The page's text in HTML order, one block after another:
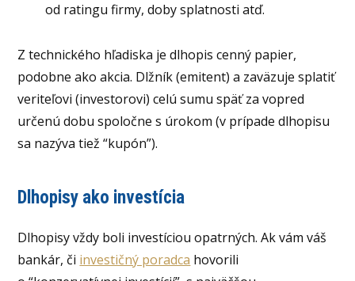
od ratingu firmy, doby splatnosti atď.
Z technického hľadiska je dlhopis cenný papier,
podobne ako akcia. Dlžník (emitent) a zaväzuje splatiť
veriteľovi (investorovi) celú sumu späť za vopred
určenú dobu spoločne s úrokom (v prípade dlhopisu
sa nazýva tiež “kupón”).
Dlhopisy ako investícia
Dlhopisy vždy boli investíciou opatrných. Ak vám váš
bankár, či investičný poradca hovorili